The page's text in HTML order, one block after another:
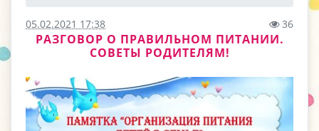
05.02.2021 17:38 36
РАЗГОВОР О ПРАВИЛЬНОМ ПИТАНИИ.
СОВЕТЫ РОДИТЕЛЯМ!